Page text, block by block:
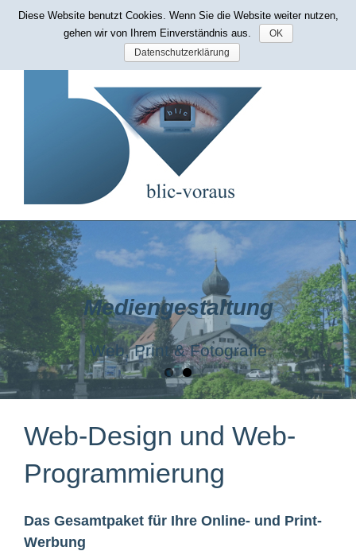
Inhalt
Mobil erreichbar: 0171 514 76 86 | bp@blic-voraus.de
Mediengestaltung
Web, Print & Fotografie
Web-Design und Web-
Programmierung
Das Gesamtpaket für Ihre Online- und Print-
Werbung
Diese Website benutzt Cookies. Wenn Sie die Website weiter nutzen,
gehen wir von Ihrem Einverständnis aus.
OK
Datenschutzerklärung